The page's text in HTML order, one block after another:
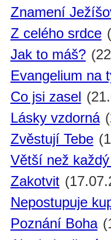
Znamení
Z celého srdce
Jak to máš?
Evangelium na
Co jsi zasel
Lásky vzdorná
Zvěstují Tebe
Větší než
Zakotvit
Nepostupuje
Poznání Boha